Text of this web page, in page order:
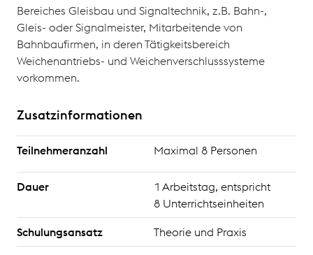
Bereiches Gleisbau und Signaltechnik, z.B. Bahn-,
Gleis- oder Signalmeister, Mitarbeitende von
Bahnbaufirmen, in deren Tätigkeitsbereich
Weichenantriebs- und Weichenverschlusssysteme
vorkommen.
Zusatzinformationen
Teilnehmeranzahl Maximal 8 Personen
Dauer
1 Arbeitstag, entspricht
8 Unterrichtseinheiten
Schulungsansatz Theorie und Praxis